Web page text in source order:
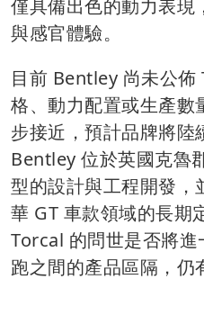
僅具備出色的動力表現
與感官體驗。
目前 Bentley 尚未公
格、動力配置或生產數
步接近，預計品牌將陸
Bentley 位於英國克魯
型的設計與工程開發，
華 GT 車款領域的長期
Torcal 的問世是否將進
跑之間的產品區隔，仍